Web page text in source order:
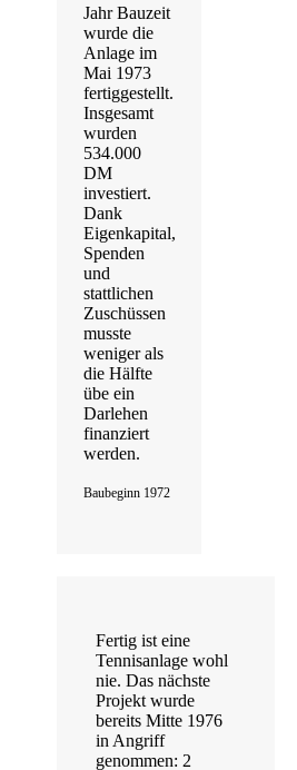
Jahr Bauzeit
wurde die
Anlage im
Mai 1973
fertiggestellt.
Insgesamt
wurden
534.000
DM
investiert.
Dank
Eigenkapital,
Spenden
und
stattlichen
Zuschüssen
musste
weniger als
die Hälfte
übe ein
Darlehen
finanziert
werden.
Baubeginn 1972
Fertig ist eine
Tennisanlage wohl
nie. Das nächste
Projekt wurde
bereits Mitte 1976
in Angriff
genommen: 2